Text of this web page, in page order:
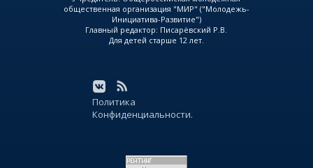
общественная организация "МИР" ("Молодежь-
Инициатива-Развитие")
Главный редактор: Писарёвский Р.В.
Для детей старше 12 лет.
Политика
Конфиденциальности.